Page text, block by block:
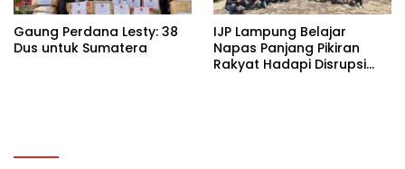
Gaung Perdana Lesty: 38
Dus untuk Sumatera
IJP Lampung Belajar
Napas Panjang Pikiran
Rakyat Hadapi Disrupsi